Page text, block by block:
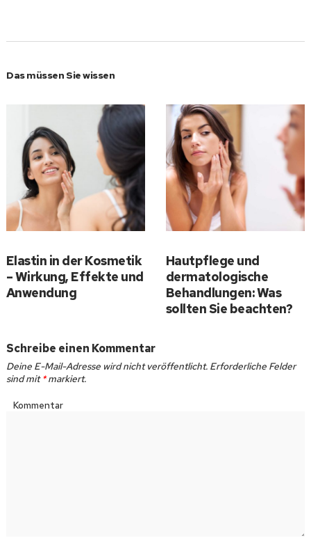
Das müssen Sie wissen
Elastin in der Kosmetik
– Wirkung, Effekte und
Anwendung
Hautpflege und
dermatologische
Behandlungen: Was
sollten Sie beachten?
Schreibe einen Kommentar
Deine E-Mail-Adresse wird nicht veröffentlicht.Erforderliche Felder
sind mit*markiert.
Kommentar